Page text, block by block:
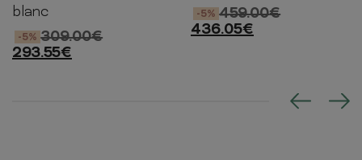
blanc
309.00€
-5%
293.55€
459.00€
-5%
436.05€